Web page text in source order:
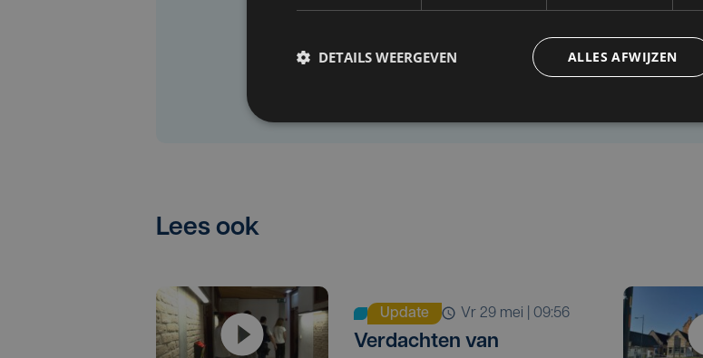
Heb je een taal- of schrijffout
Laat het ons weten
Lees ook
Update vr 29 mei | 09:56
Verdachten van
ALLES AFWIJZEN
DETAILS WEERGEVEN